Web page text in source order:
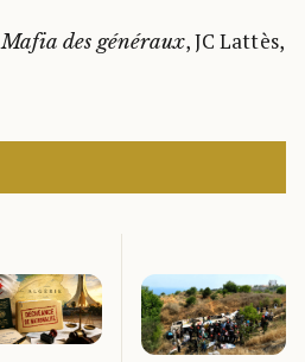
des généraux, JC Lattès,